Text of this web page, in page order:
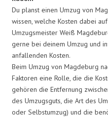
Du planst einen Umzug von
wissen, welche Kosten dabei
Umzugsmeister Weiß
gerne bei deinem Umzug und
anfallenden Kosten.
Beim Umzug von Magdeburg
Faktoren eine Rolle, die die
gehören die Entfernung
des Umzugsguts, die Art des
oder Selbstumzug) und die